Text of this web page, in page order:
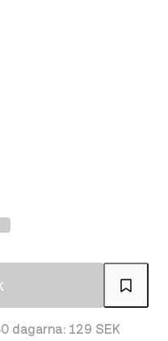
dagarna: 129 SEK